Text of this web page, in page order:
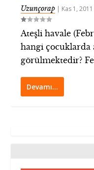
Uzunçorap | Kas 1, 2011
Ateşli havale
hangi çocuklarda
görülmektedir?
Devamı…